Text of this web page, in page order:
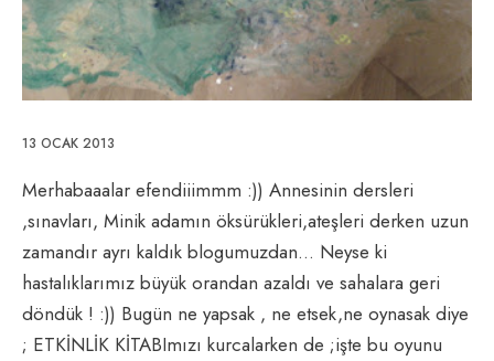
13 OCAK 2013
Merhabaaalar efendiiimmm :)) Annesinin dersleri
,sınavları, Minik adamın öksürükleri,ateşleri derken uzun
zamandır ayrı kaldık blogumuzdan… Neyse ki
hastalıklarımız büyük orandan azaldı ve sahalara geri
döndük ! :)) Bugün ne yapsak , ne etsek,ne oynasak diye
; ETKİNLİK KİTABImızı kurcalarken de ;işte bu oyunu